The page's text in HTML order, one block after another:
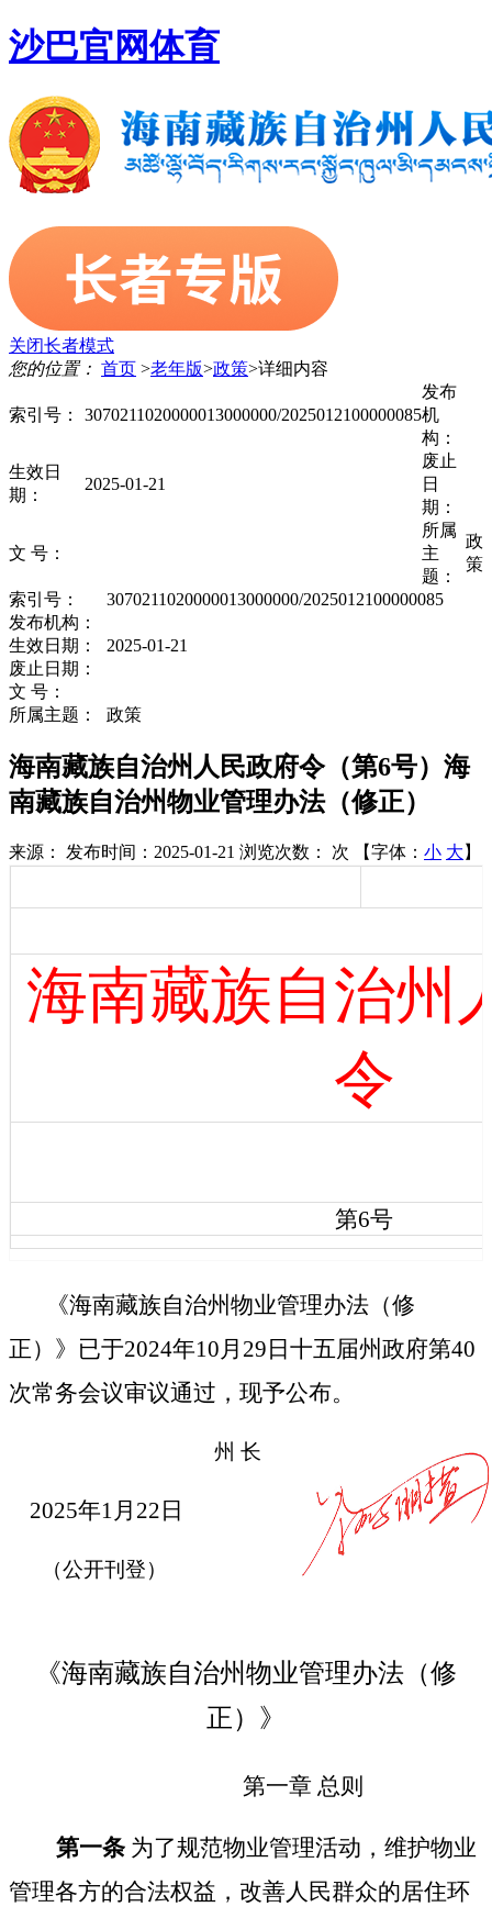
沙巴官网体育
关闭长者模式
您的位置： 首页 >老年版>政策>详细内容
索引号： 3070211020000013000000/2025012100000085
发布
机
构：
生效日
期：
2025-01-21
废止
日
期：
文 号：
所属
主
题：
政
策
索引号：
3070211020000013000000/2025012100000085
发布机构：
生效日期：
2025-01-21
废止日期：
文 号：
所属主题：
政策
海南藏族自治州人民政府令（第6号）海
南藏族自治州物业管理办法（修正）
来源： 发布时间：2025-01-21 浏览次数： 次 【字体： 小 大 】
海南藏族自治州
令
第6号
《海南藏族自治州物业管理办法（修
正）》已于2024年10月29日十五届州政府第40
次常务会议审议通过，现予公布。
州 长
2025年1月 22 日
（公开刊登）
《海南藏族自治州物业管理办法（修
正）》
第一章 总则
第一条 为了规范物业管理活动，维护物业
管理各方的合法权益，改善人民群众的居住环